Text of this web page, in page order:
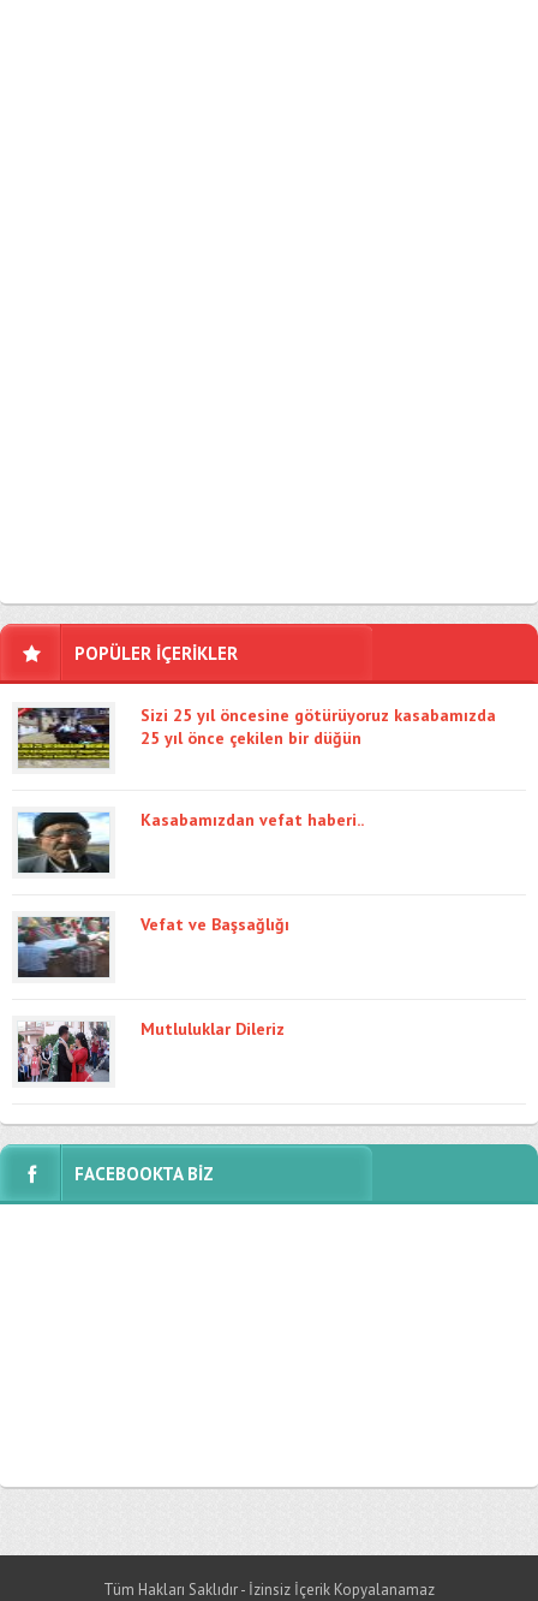
POPÜLER İÇERİKLER
Sizi 25 yıl öncesine götürüyoruz kasabamızda
25 yıl önce çekilen bir düğün
Kasabamızdan vefat haberi..
Vefat ve Başsağlığı
Mutluluklar Dileriz
FACEBOOKTA BİZ
Tüm Hakları Saklıdır - İzinsiz İçerik Kopyalanamaz